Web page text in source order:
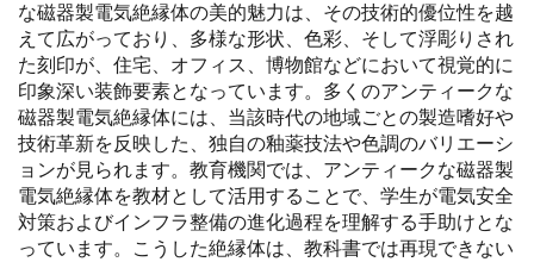
な磁器製電気絶縁体の美的魅力は、その技術的優位性を越
えて広がっており、多様な形状、色彩、そして浮彫りされ
た刻印が、住宅、オフィス、博物館などにおいて視覚的に
印象深い装飾要素となっています。多くのアンティークな
磁器製電気絶縁体には、当該時代の地域ごとの製造嗜好や
技術革新を反映した、独自の釉薬技法や色調のバリエーシ
ョンが見られます。教育機関では、アンティークな磁器製
電気絶縁体を教材として活用することで、学生が電気安全
対策およびインフラ整備の進化過程を理解する手助けとな
っています。こうした絶縁体は、教科書では再現できない